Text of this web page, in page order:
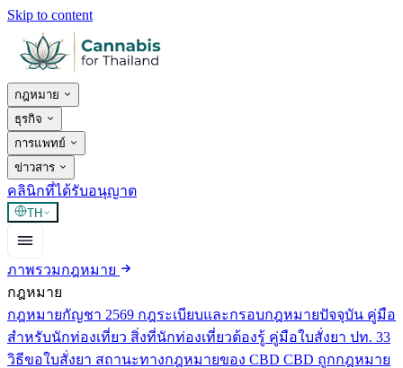
Skip to content
กฎหมาย
ธุรกิจ
การแพทย์
ข่าวสาร
คลินิกที่ได้รับอนุญาต
TH
ภาพรวมกฎหมาย
กฎหมาย
กฎหมายกัญชา 2569 กฎระเบียบและกรอบกฎหมายปัจจุบัน คู่มือ
สำหรับนักท่องเที่ยว สิ่งที่นักท่องเที่ยวต้องรู้ คู่มือใบสั่งยา ปท. 33
วิธีขอใบสั่งยา สถานะทางกฎหมายของ CBD CBD ถูกกฎหมาย